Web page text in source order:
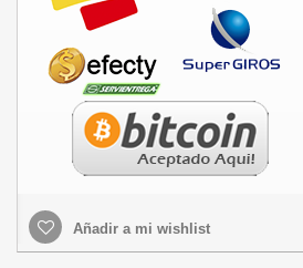
Añadir a mi wishlist